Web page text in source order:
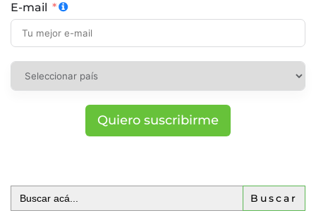
E-mail
Quiero suscribirme
Buscar: